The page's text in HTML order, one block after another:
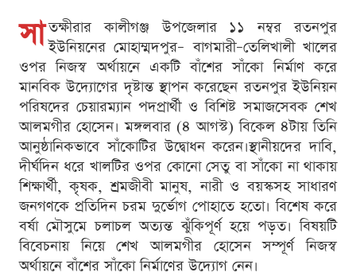
সা তক্ষীরার কালীগঞ্জ উপজেলার ১১ নম্বর রতনপুর
ইউনিয়নের মোহাম্মদপুর– বাগমারী–তেলিখালী খালের
ওপর নিজস্ব অর্থায়নে একটি বাঁশের সাঁকো নির্মাণ করে
মানবিক উদ্যোগের দৃষ্টান্ত স্থাপন করেছেন রতনপুর ইউনিয়ন
পরিষদের চেয়ারম্যান পদপ্রার্থী ও বিশিষ্ট সমাজসেবক শেখ
আলমগীর হোসেন। মঙ্গলবার (৪ আগস্ট) বিকেল ৪টায় তিনি
আনুষ্ঠানিকভাবে সাঁকোটির উদ্বোধন করেন।স্থানীয়দের দাবি,
দীর্ঘদিন ধরে খালটির ওপর কোনো সেতু বা সাঁকো না থাকায়
শিক্ষার্থী, কৃষক, শ্রমজীবী মানুষ, নারী ও বয়স্কসহ সাধারণ
জনগণকে প্রতিদিন চরম দুর্ভোগ পোহাতে হতো। বিশেষ করে
বর্ষা মৌসুমে চলাচল অত্যন্ত ঝুঁকিপূর্ণ হয়ে পড়ত। বিষয়টি
বিবেচনায় নিয়ে শেখ আলমগীর হোসেন সম্পূর্ণ নিজস্ব
অর্থায়নে বাঁশের সাঁকো নির্মাণের উদ্যোগ নেন।